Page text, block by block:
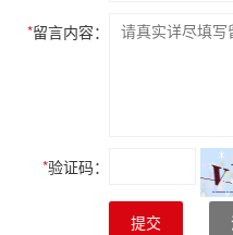
*留言内容：
*验证码：
提交